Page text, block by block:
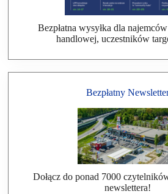
Bezpłatna wysyłka dla
handlowej, uczestników
Bezpłatny
Dołącz do ponad 7000
newslettera!